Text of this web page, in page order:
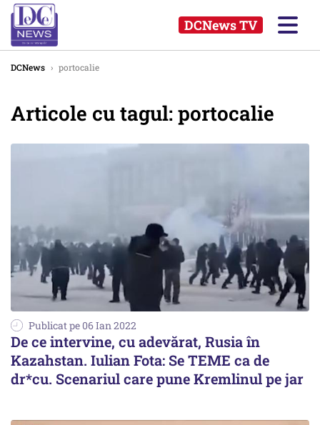
DCNews TV
DCNews › portocalie
Articole cu tagul: portocalie
Publicat pe 06 Ian 2022
De ce intervine, cu adevărat, Rusia în
Kazahstan. Iulian Fota: Se TEME ca de
dr*cu. Scenariul care pune Kremlinul pe jar